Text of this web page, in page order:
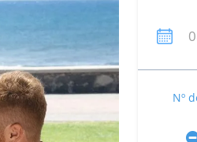
Nº